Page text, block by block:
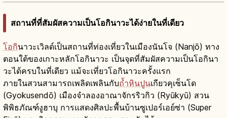
สถานที่ที่สัมผัสความเป็นโอกินาวะได้ง่ายในที่เดียว
โอกินาวะเวิลด์เป็นสถานที่ท่องเที่ยวในเมืองนันโจ (Nanjō) ทาง
ตอนใต้ของเกาะหลักโอกินาวะ เป็นจุดที่สัมผัสความเป็นโอกินา
วะได้ครบในที่เดียว แม้จะเที่ยวโอกินาวะครั้งแรก
ภายในสวนสามารถเพลิดเพลินกับถ้ำหินปูนเกียวคุเซ็นโด
(Gyokusendō) เมืองจำลองอาณาจักรริวกิว (Ryūkyū) สวน
พิพิธภัณฑ์งูฮาบุ การแสดงศิลปะพื้นบ้านซูเปอร์เอย์ซ่า (Super